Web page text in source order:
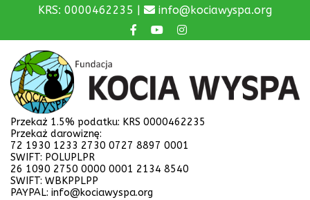
KRS: 0000462235 | info@kociawyspa.org
Przekaż 1.5% podatku: KRS 0000462235
Przekaż darowiznę:
72 1930 1233 2730 0727 8897 0001
SWIFT: POLUPLPR
26 1090 2750 0000 0001 2134 8540
SWIFT: WBKPPLPP
PAYPAL: info@kociawyspa.org